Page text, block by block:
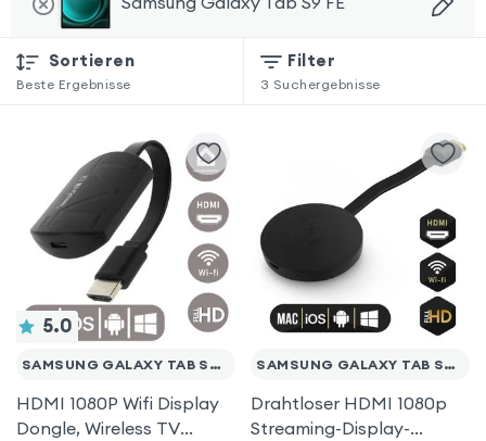
Sortieren
Beste Ergebnisse
Filter
3 Suchergebnisse
5.0
SAMSUNG GALAXY TAB S9 FE
HDMI 1080P Wifi Display
Dongle, Wireless TV
SAMSUNG GALAXY TAB S9 FE
Drahtloser HDMI 1080p
Streaming-Display-